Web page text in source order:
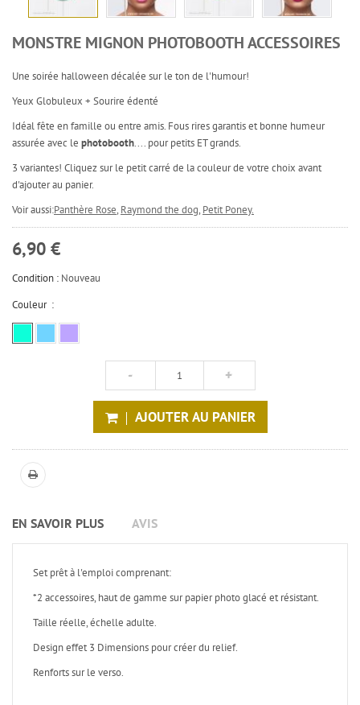
MONSTRE MIGNON PHOTOBOOTH ACCESSOIRES
Une soirée halloween décalée sur le ton de l'humour!
Yeux Globuleux + Sourire édenté
Idéal fête en famille ou entre amis. Fous rires garantis et bonne humeur
assurée avec le photobooth.... pour petits ET grands.
3 variantes! Cliquez sur le petit carré de la couleur de votre choix avant
d'ajouter au panier.
Voir aussi:Panthère Rose, Raymond the dog, Petit Poney.
6,90 €
Condition : Nouveau
Couleur :
AJOUTER AU PANIER
EN SAVOIR PLUS AVIS
Set prêt à l'emploi comprenant:
*2 accessoires, haut de gamme sur papier photo glacé et résistant.
Taille réelle, échelle adulte.
Design effet 3 Dimensions pour créer du relief.
Renforts sur le verso.